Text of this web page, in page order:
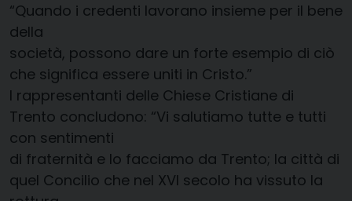
“Quando i credenti lavorano insieme per il bene
della
società, possono dare un forte esempio di ciò
che significa essere uniti in Cristo.”
I rappresentanti delle Chiese Cristiane di
Trento concludono: “Vi salutiamo tutte e tutti
con sentimenti
di fraternità e lo facciamo da Trento; la città di
quel Concilio che nel XVI secolo ha vissuto la